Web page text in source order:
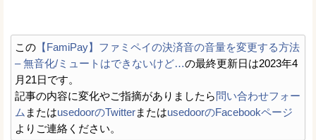
この 【FamiPay】ファミペイの決済音の音量を変更する方法
– 無音化/ミュートはできないけど…の最終更新日は2023年4
月21日です。
記事の内容に変化やご指摘がありましたら問い合わせフォー
ム またはusedoorのTwitterまたはusedoorのFacebookページ
よりご連絡ください。